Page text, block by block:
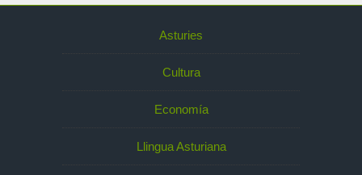
Asturies
Cultura
Economía
Llingua Asturiana